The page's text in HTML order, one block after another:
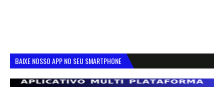
BAIXE NOSSO APP NO SEU SMARTPHONE